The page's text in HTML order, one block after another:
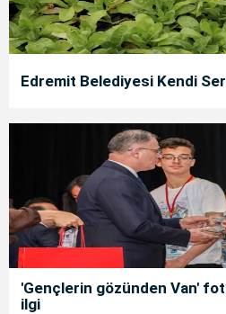
Edremit Belediyesi Kendi
'Gençlerin gözünden Van'
ilgi